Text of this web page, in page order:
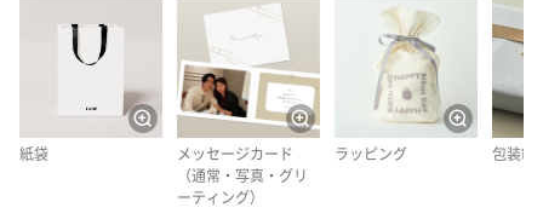
紙袋
メッセージカード
（通常・写真・グリ
ーティング）
ラッピング 包装紙